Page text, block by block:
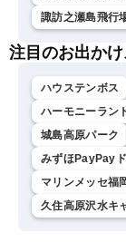
諏訪之瀬島飛行
注目のお出かけ
ハウステンボス
ハーモニーラン
城島高原パーク
みずほPayPay
マリンメッセ福
久住高原沢水キ